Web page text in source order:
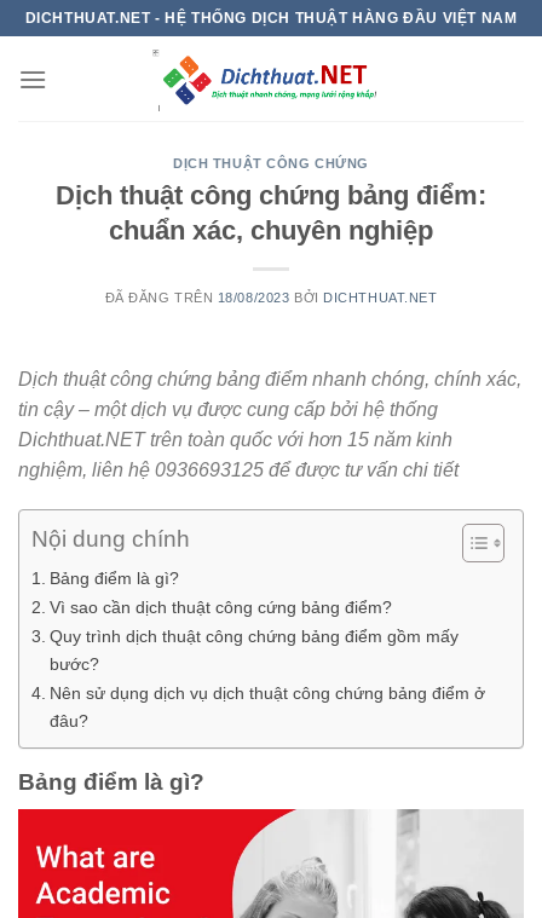
Chuyển
nội
DICHTHUAT.NET - HỆ THỐNG DỊCH THUẬT HÀNG ĐẦU VIỆT NAM
DỊCH THUẬT CÔNG CHỨNG
Dịch thuật công chứng bảng điểm:
chuẩn xác, chuyên nghiệp
ĐÃ ĐĂNG TRÊN 18/08/2023 BỞI DICHTHUAT.NET
Dịch thuật công chứng bảng điểm nhanh chóng, chính xác,
tin cậy – một dịch vụ được cung cấp bởi hệ thống
Dichthuat.NET trên toàn quốc với hơn 15 năm kinh
nghiệm, liên hệ 0936693125 để được tư vấn chi tiết
Nội dung chính
Bảng điểm là gì?
Vì sao cần dịch thuật công cứng bảng điểm?
Quy trình dịch thuật công chứng bảng điểm gồm mấy
bước?
Nên sử dụng dịch vụ dịch thuật công chứng bảng điểm ở
đâu?
Bảng điểm là gì?